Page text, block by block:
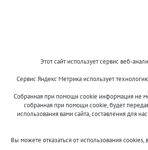
Этот сайт использует сервис веб-
Сервис Яндекс Метрика использует
Собранная при помощи cookie информация не
собранная при помощи cookie, будет
использования вами сайта, составления для
Вы можете отказаться от использования